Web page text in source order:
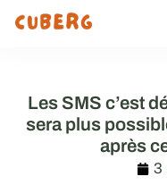
Les SMS c’est
sera plus
après
3